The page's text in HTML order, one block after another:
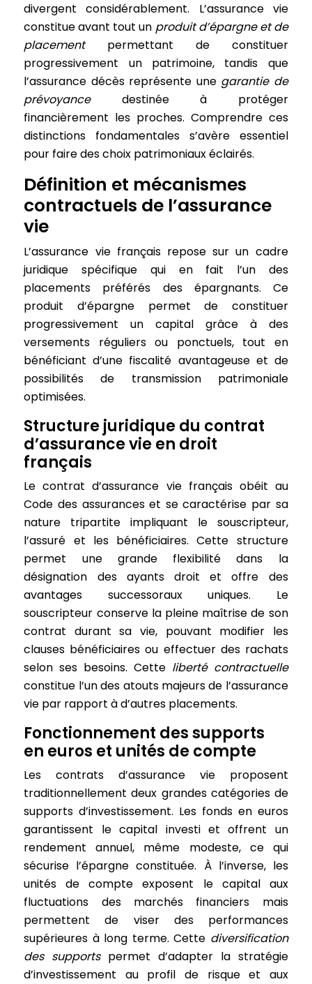
divergent considérablement. L’assurance vie
constitue avant tout un produit d’épargne et de
placementpermettant de constituer
progressivement un patrimoine, tandis que
l’assurance décès représente une garantie de
prévoyancedestinée à protéger
financièrement les proches. Comprendre ces
distinctions fondamentales s’avère essentiel
pour faire des choix patrimoniaux éclairés.
Définition et mécanismes
contractuels de l’assurance
vie
L’assurance vie français repose sur un cadre
juridique spécifique qui en fait l’un des
placements préférés des épargnants. Ce
produit d’épargne permet de constituer
progressivement un capital grâce à des
versements réguliers ou ponctuels, tout en
bénéficiant d’une fiscalité avantageuse et de
possibilités de transmission patrimoniale
optimisées.
Structure juridique du contrat
d’assurance vie en droit
français
Le contrat d’assurance vie français obéit au
Code des assurances et se caractérise par sa
nature tripartite impliquant le souscripteur,
l’assuré et les bénéficiaires. Cette structure
permet une grande flexibilité dans la
désignation des ayants droit et offre des
avantages successoraux uniques. Le
souscripteur conserve la pleine maîtrise de son
contrat durant sa vie, pouvant modifier les
clauses bénéficiaires ou effectuer des rachats
selon ses besoins. Cette liberté contractuelle
constitue l’un des atouts majeurs de l’assurance
vie par rapport à d’autres placements.
Fonctionnement des supports
en euros et unités de compte
Les contrats d’assurance vie proposent
traditionnellement deux grandes catégories de
supports d’investissement. Les fonds en euros
garantissent le capital investi et offrent un
rendement annuel, même modeste, ce qui
sécurise l’épargne constituée. À l’inverse, les
unités de compte exposent le capital aux
fluctuations des marchés financiers mais
permettent de viser des performances
supérieures à long terme. Cette diversification
des supportspermet d’adapter la stratégie
d’investissement au profil de risque et aux